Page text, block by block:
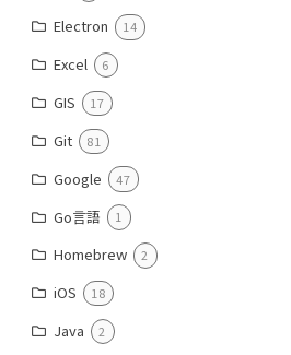
Electron 14
Excel 6
GIS 17
Git 81
Google 47
Go言語 1
Homebrew 2
iOS 18
Java 2